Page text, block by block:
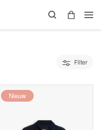
Filter
Nieuw